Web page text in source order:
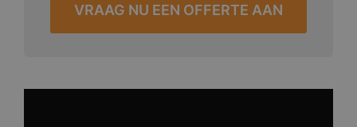
VRAAG NU EEN OFFERTE AAN